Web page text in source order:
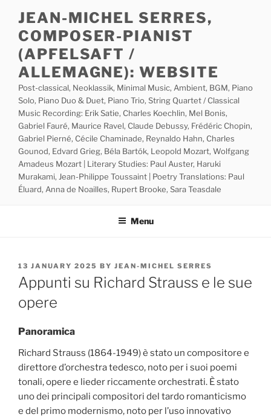
content
JEAN-MICHEL SERRES,
COMPOSER-PIANIST
(APFELSAFT /
ALLEMAGNE): WEBSITE
Post-classical, Neoklassik, Minimal Music, Ambient, BGM, Piano
Solo, Piano Duo & Duet, Piano Trio, String Quartet / Classical
Music Recording: Erik Satie, Charles Koechlin, Mel Bonis,
Gabriel Fauré, Maurice Ravel, Claude Debussy, Frédéric Chopin,
Gabriel Pierné, Cécile Chaminade, Reynaldo Hahn, Charles
Gounod, Edvard Grieg, Béla Bartók, Leopold Mozart, Wolfgang
Amadeus Mozart | Literary Studies: Paul Auster, Haruki
Murakami, Jean-Philippe Toussaint | Poetry Translations: Paul
Éluard, Anna de Noailles, Rupert Brooke, Sara Teasdale
Menu
POSTED
ON
13 JANUARY 2025 BY JEAN-MICHEL SERRES
Appunti su Richard Strauss e le sue
opere
Panoramica
Richard Strauss (1864-1949) è stato un compositore e
direttore d’orchestra tedesco, noto per i suoi poemi
tonali, opere e lieder riccamente orchestrati. È stato
uno dei principali compositori del tardo romanticismo
e del primo modernismo, noto per l’uso innovativo